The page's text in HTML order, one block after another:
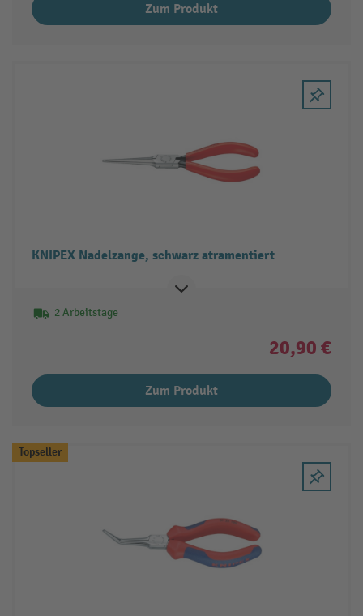
Zum Produkt
KNIPEX Nadelzange, schwarz atramentiert
2 Arbeitstage
20,90 €
Zum Produkt
Topseller